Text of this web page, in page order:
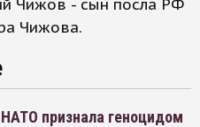
Чижов - сын посла РФ
Чижова.
признала геноцидом